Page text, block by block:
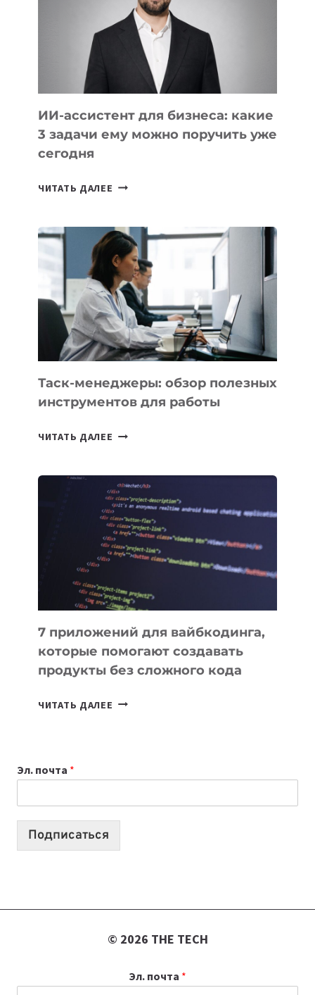
ТЕХНОЛОГИЧЕСКОЕ
ОБРАЗОВАНИЕ
ТАДЖИКИСТАНА
ИИ-ассистент для бизнеса: какие
3 задачи ему можно поручить уже
сегодня
ЧИТАТЬ ДАЛЕЕ ИИ-
БИЗНЕСА:
КАКИЕ
3
ЗАДАЧИ
ЕМУ
МОЖНО
ПОРУЧИТЬ
УЖЕ
СЕГОДНЯ
Таск-менеджеры: обзор полезных
инструментов для работы
ЧИТАТЬ ДАЛЕЕ ТАСК-
ПОЛЕЗНЫХ
ИНСТРУМЕНТОВ
ДЛЯ
РАБОТЫ
7 приложений для вайбкодинга,
которые помогают создавать
продукты без сложного кода
ЧИТАТЬ ДАЛЕЕ
СОЗДАВАТЬ
ПРОДУКТЫ
Эл. почта *
Подписаться
© 2026 THE TECH
Эл. почта *